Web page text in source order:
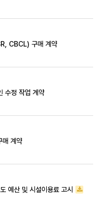
CBCL) 구매 계약
수정 작업 계약
매 계약
예산 및 시설이용료 고시